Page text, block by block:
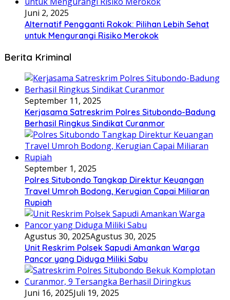
Juni 2, 2025
Alternatif Pengganti Rokok: Pilihan Lebih Sehat
untuk Mengurangi Risiko Merokok
Berita Kriminal
September 11, 2025
Kerjasama Satreskrim Polres Situbondo-Badung
Berhasil Ringkus Sindikat Curanmor
September 1, 2025
Polres Situbondo Tangkap Direktur Keuangan
Travel Umroh Bodong, Kerugian Capai Miliaran
Rupiah
Agustus 30, 2025Agustus 30, 2025
Unit Reskrim Polsek Sapudi Amankan Warga
Pancor yang Diduga Miliki Sabu
Juni 16, 2025Juli 19, 2025